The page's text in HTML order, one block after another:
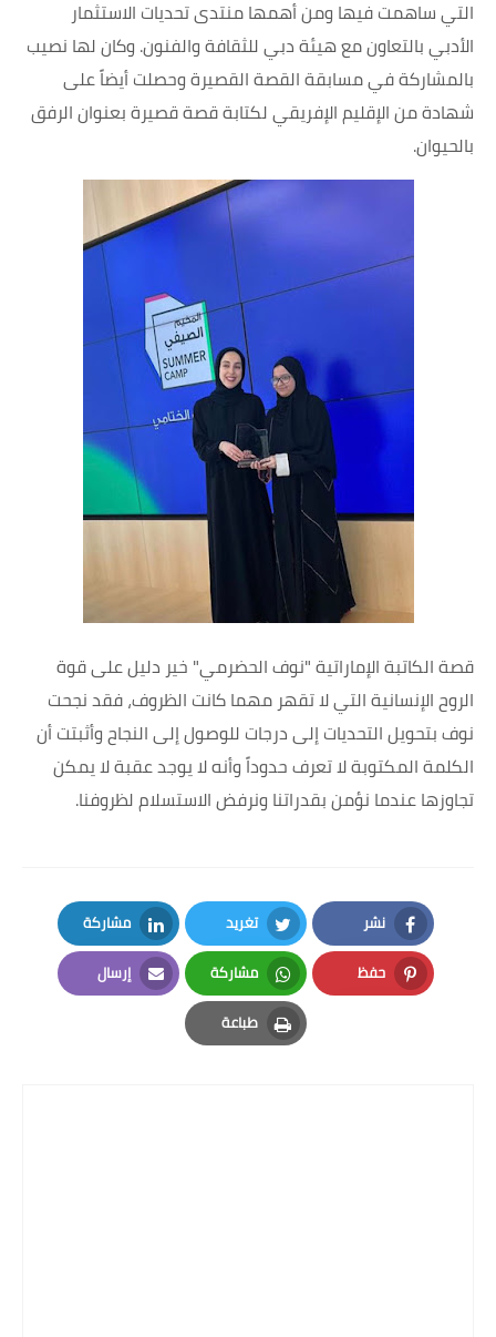
التي ساهمت فيها ومن أهمها منتدى تحديات الاستثمار
الأدبي بالتعاون مع هيئة دبي للثقافة والفنون. وكان لها نصيب
بالمشاركة في مسابقة القصة القصيرة وحصلت أيضاً على
شهادة من الإقليم الإفريقي لكتابة قصة قصيرة بعنوان الرفق
بالحيوان.
قصة الكاتبة الإماراتية "نوف الحضرمي" خير دليل على قوة
الروح الإنسانية التي لا تقهر مهما كانت الظروف، فقد نجحت
نوف بتحويل التحديات إلى درجات للوصول إلى النجاح وأثبتت أن
الكلمة المكتوبة لا تعرف حدوداً وأنه لا يوجد عقبة لا يمكن
تجاوزها عندما نؤمن بقدراتنا ونرفض الاستسلام لظروفنا.
نشر
Facebook
تغريد
Twitter
مشاركة
LinkedIn
حفظ
Pinterest
مشاركة
Whatsapp
إرسال
Email
طباعة
Print